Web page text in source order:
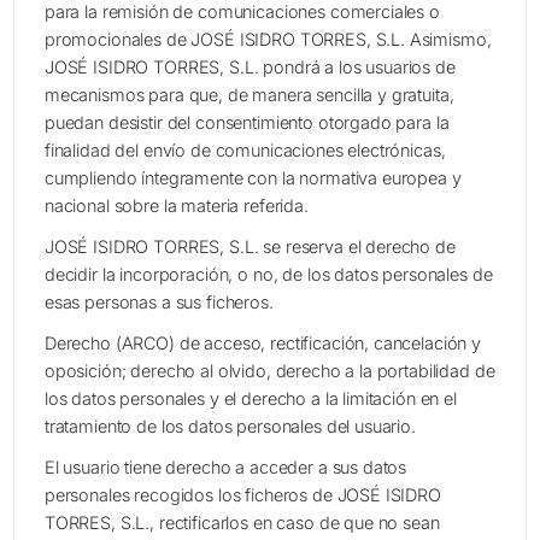
para la remisión de comunicaciones comerciales o
promocionales de JOSÉ ISIDRO TORRES, S.L. Asimismo,
JOSÉ ISIDRO TORRES, S.L. pondrá a los usuarios de
mecanismos para que, de manera sencilla y gratuita,
puedan desistir del consentimiento otorgado para la
finalidad del envío de comunicaciones electrónicas,
cumpliendo íntegramente con la normativa europea y
nacional sobre la materia referida.
JOSÉ ISIDRO TORRES, S.L. se reserva el derecho de
decidir la incorporación, o no, de los datos personales de
esas personas a sus ficheros.
Derecho (ARCO) de acceso, rectificación, cancelación y
oposición; derecho al olvido, derecho a la portabilidad de
los datos personales y el derecho a la limitación en el
tratamiento de los datos personales del usuario.
El usuario tiene derecho a acceder a sus datos
personales recogidos los ficheros de JOSÉ ISIDRO
TORRES, S.L., rectificarlos en caso de que no sean